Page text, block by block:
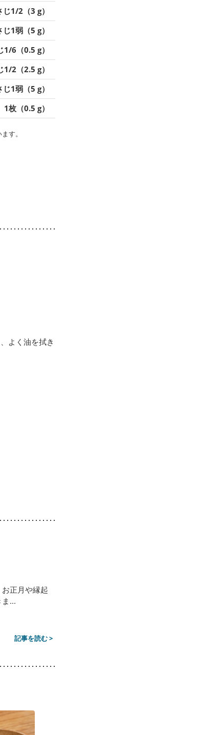
じ1/2（3 g）
じ1弱（5 g）
1/6（0.5 g）
1/2（2.5 g）
じ1弱（5 g）
1枚（0.5 g）
す。
よく油を拭き
正月や縁起
...
記事を読む >